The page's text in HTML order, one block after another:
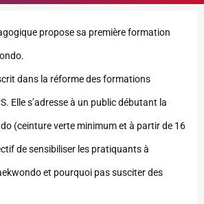
propose sa première formation
dans la réforme des formations
Elle s’adresse à un public débutant la
(ceinture verte minimum et à partir de 16
de sensibiliser les pratiquants à
et pourquoi pas susciter des